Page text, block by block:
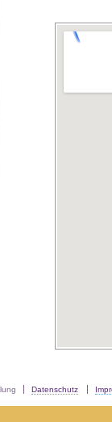
Datenschutz